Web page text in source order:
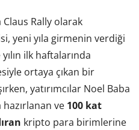
Rally olarak
yeni yıla girmenin verdiği
ilk haftalarında
ortaya çıkan bir
yatırımcılar Noel Baba
ve 100 kat
kripto para birimlerine